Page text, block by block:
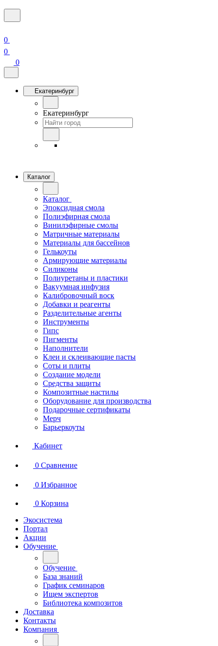
0
0
0
Екатеринбург
Екатеринбург
Каталог
Каталог
Эпоксидная смола
Полиэфирная смола
Винилэфирные смолы
Матричные материалы
Материалы для бассейнов
Гелькоуты
Армирующие материалы
Силиконы
Полиуретаны и пластики
Вакуумная инфузия
Калибровочный воск
Добавки и реагенты
Разделительные агенты
Инструменты
Гипс
Пигменты
Наполнители
Клеи и склеивающие пасты
Соты и плиты
Создание модели
Средства защиты
Композитные настилы
Оборудование для производства
Подарочные сертификаты
Мерч
Барьеркоуты
Кабинет
0 Сравнение
0 Избранное
0 Корзина
Экосистема
Портал
Акции
Обучение
Обучение
База знаний
График семинаров
Ищем экспертов
Библиотека композитов
Доставка
Контакты
Компания